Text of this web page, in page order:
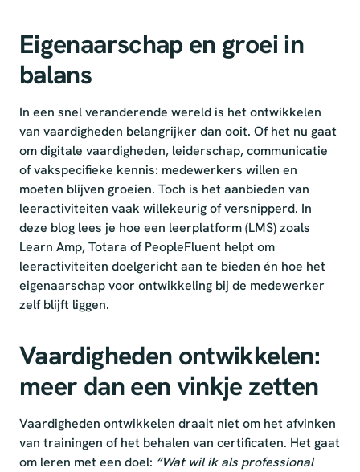
Eigenaarschap en groei in
balans
In een snel veranderende wereld is het ontwikkelen
van vaardigheden belangrijker dan ooit. Of het nu gaat
om digitale vaardigheden, leiderschap, communicatie
of vakspecifieke kennis: medewerkers willen en
moeten blijven groeien. Toch is het aanbieden van
leeractiviteiten vaak willekeurig of versnipperd. In
deze blog lees je hoe een leerplatform (LMS) zoals
Learn Amp, Totara of PeopleFluent helpt om
leeractiviteiten doelgericht aan te bieden én hoe het
eigenaarschap voor ontwikkeling bij de medewerker
zelf blijft liggen.
Vaardigheden ontwikkelen:
meer dan een vinkje zetten
Vaardigheden ontwikkelen draait niet om het afvinken
van trainingen of het behalen van certificaten. Het gaat
om leren met een doel: “Wat wil ik als professional